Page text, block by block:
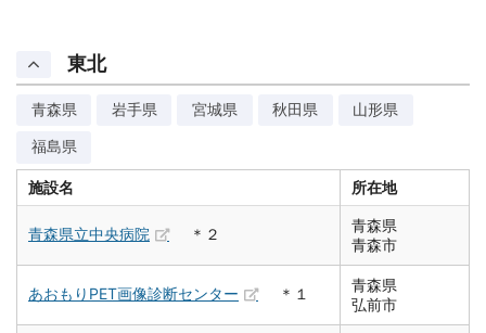
東北
青森県 岩手県 宮城県 秋田県 山形県
福島県
施設名 所在地
青森県立中央病院 ＊２
青森県
青森市
あおもりPET画像診断センター ＊１
青森県
弘前市